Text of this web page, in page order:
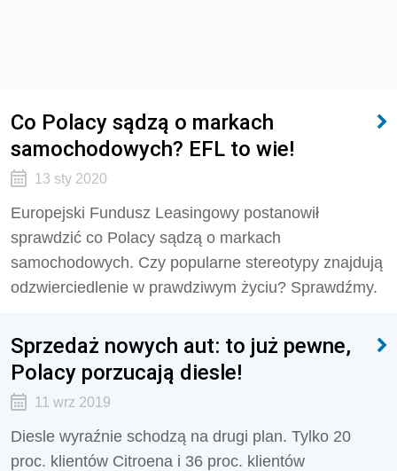
Co Polacy sądzą o markach
samochodowych? EFL to wie!
13 sty 2020
Europejski Fundusz Leasingowy postanowił
sprawdzić co Polacy sądzą o markach
samochodowych. Czy popularne stereotypy znajdują
odzwierciedlenie w prawdziwym życiu? Sprawdźmy.
Sprzedaż nowych aut: to już pewne,
Polacy porzucają diesle!
11 wrz 2019
Diesle wyraźnie schodzą na drugi plan. Tylko 20
proc. klientów Citroena i 36 proc. klientów